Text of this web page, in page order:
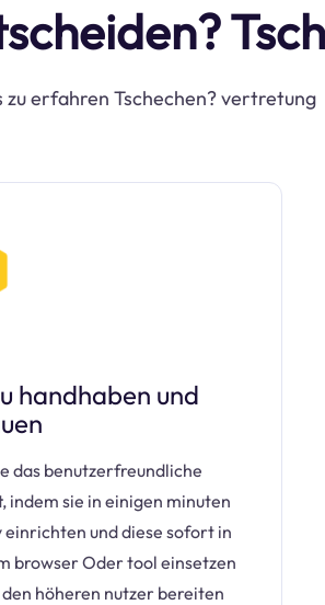
zu erfahren Tschechen? vertretung
handhaben und
das benutzerfreundliche
indem sie in einigen minuten
einrichten und diese sofort in
browser Oder tool einsetzen
höheren nutzer bereiten